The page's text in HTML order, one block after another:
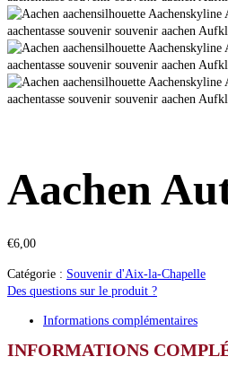
Aachen
€6,00
Catégorie : Souvenir d'Aix-la-Chapelle
Des questions sur le produit ?
Informations complémentaires
INFORMATIONS